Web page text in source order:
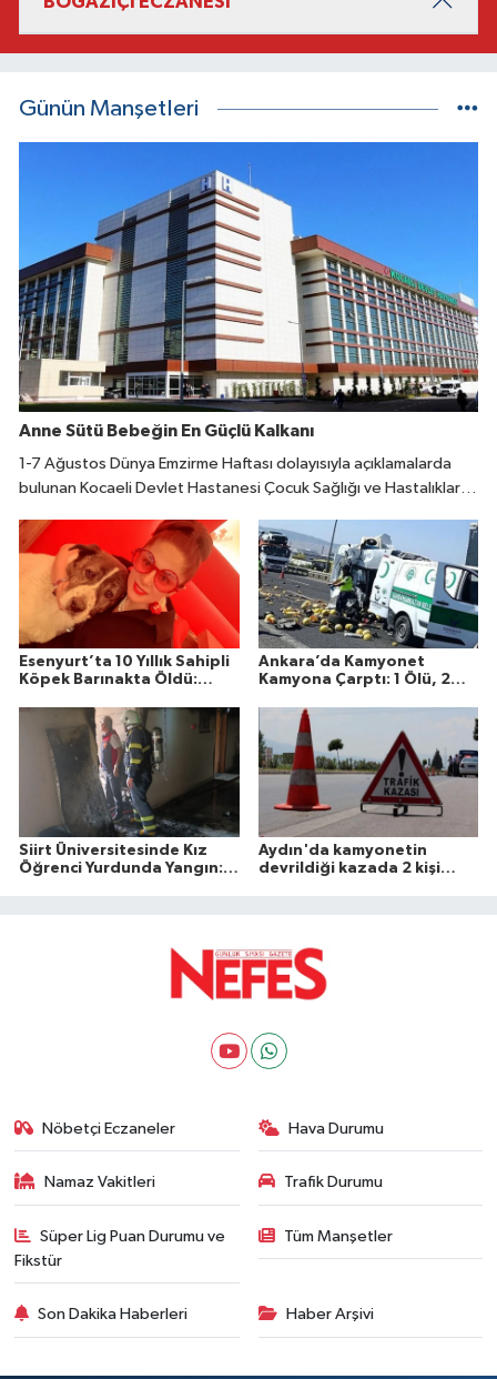
Günün Manşetleri
Anne Sütü Bebeğin En Güçlü Kalkanı
1-7 Ağustos Dünya Emzirme Haftası dolayısıyla açıklamalarda
bulunan Kocaeli Devlet Hastanesi Çocuk Sağlığı ve Hastalıkları
içinde emzirmeye başlanmasının büyük önem taşıdığını belirtti.
Esenyurt’ta 10 Yıllık Sahipli
Köpek Barınakta Öldü:
Soruşturma Talebi
Ankara’da Kamyonet
Kamyona Çarptı: 1 Ölü, 2
Siirt Üniversitesinde Kız
Öğrenci Yurdunda Yangın: 1
Aydın'da kamyonetin
devrildiği kazada 2 kişi
Nöbetçi Eczaneler Hava Durumu
Namaz Vakitleri Trafik Durumu
Süper Lig Puan Durumu ve
Fikstür
Tüm Manşetler
Son Dakika Haberleri Haber Arşivi